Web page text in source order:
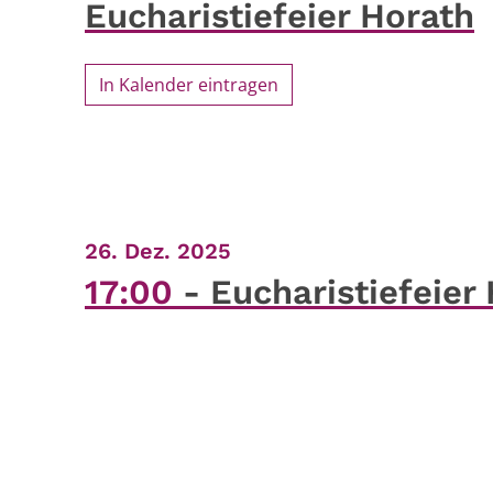
Eucharistiefeier Horath
In Kalender eintragen
26. Dez. 2025
17:00 Eucharistiefeier